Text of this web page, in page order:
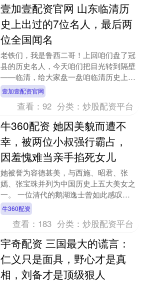
壹加壹配资官网 山东临清历
史上出过的7位名人，最后两
位全国闻名
老铁们，我是鲁西二哥！上回咱们盘了冠
县的历史名人，今天咱们把目光转到隔壁
——临清，给大家盘一盘咱临清历史上出
过的七位名人，最后两位，全国无人不
知！ 第一位：吕才....
壹加壹配资官网
查看：92 分类：炒股配资平台
牛360配资 她因美貌而遭不
幸，被两位小叔强行霸占，
因羞愧难当亲手掐死女儿
她被誉为容德甚美，与西施、昭君、张
嫣、张宝珠并列为中国历史上五大美女之
一。 一位清代的鹅湖逸士曾如此感叹她
的一生：不幸生于季世，又嫁高氏无礼之
家，迭遭污辱，几至....
牛360配资
查看： 183 分类：炒股配资平台
宇奇配资 三国最大的谎言：
仁义只是面具，野心才是真
相，刘备才是顶级狠人